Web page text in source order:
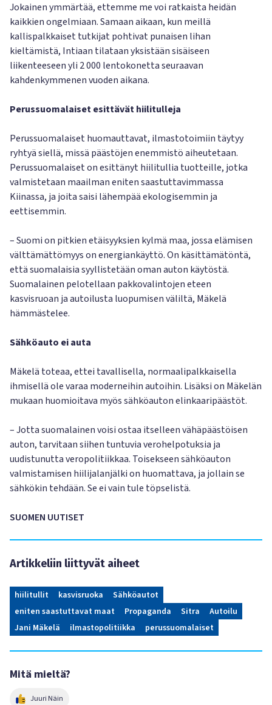
Jokainen ymmärtää, ettemme me voi ratkaista heidän
kaikkien ongelmiaan. Samaan aikaan, kun meillä
kallispalkkaiset tutkijat pohtivat punaisen lihan
kieltämistä, Intiaan tilataan yksistään sisäiseen
liikenteeseen yli 2 000 lentokonetta seuraavan
kahdenkymmenen vuoden aikana.
Perussuomalaiset esittävät hiilitulleja
Perussuomalaiset huomauttavat, ilmastotoimiin täytyy
ryhtyä siellä, missä päästöjen enemmistö aiheutetaan.
Perussuomalaiset on esittänyt hiilitullia tuotteille, jotka
valmistetaan maailman eniten saastuttavimmassa
Kiinassa, ja joita saisi lähempää ekologisemmin ja
eettisemmin.
– Suomi on pitkien etäisyyksien kylmä maa, jossa elämisen
välttämättömyys on energiankäyttö. On käsittämätöntä,
että suomalaisia syyllistetään oman auton käytöstä.
Suomalainen pelotellaan pakkovalintojen eteen
kasvisruoan ja autoilusta luopumisen väliltä, Mäkelä
hämmästelee.
Sähköauto ei auta
Mäkelä toteaa, ettei tavallisella, normaalipalkkaisella
ihmisellä ole varaa moderneihin autoihin. Lisäksi on Mäkelän
mukaan huomioitava myös sähköauton elinkaaripäästöt.
– Jotta suomalainen voisi ostaa itselleen vähäpäästöisen
auton, tarvitaan siihen tuntuvia verohelpotuksia ja
uudistunutta veropolitiikkaa. Toisekseen sähköauton
valmistamisen hiilijalanjälki on huomattava, ja jollain se
sähkökin tehdään. Se ei vain tule töpselistä.
SUOMEN UUTISET
Artikkeliin liittyvät aiheet
hiilitullit kasvisruoka
Sähköautot
eniten saastuttavat maat
Propaganda Sitra
Autoilu
Jani Mäkelä
ilmastopolitiikka perussuomalaiset
Mitä mieltä?
Juuri Näin